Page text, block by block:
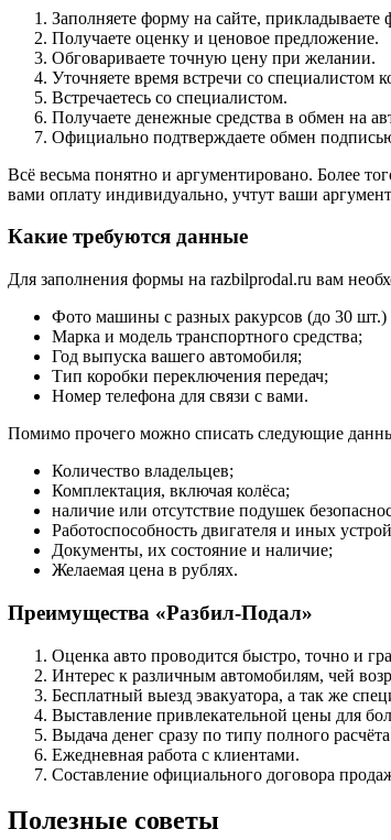
Заполняете форму на сайте, прикладываете
Получаете оценку и ценовое предложение.
Обговариваете точную цену при желании.
Уточняете время встречи со специалистом
Встречаетесь со специалистом.
Получаете денежные средства в обмен на
Официально подтверждаете обмен
Всё весьма понятно и аргументировано. Более
вами оплату индивидуально, учтут ваши
Какие требуются данные
Для заполнения формы на razbilprodal.ru вам
Фото машины с разных ракурсов (до 30 шт.)
Марка и модель транспортного средства;
Год выпуска вашего автомобиля;
Тип коробки переключения передач;
Номер телефона для связи с вами.
Помимо прочего можно списать следующие
Количество владельцев;
Комплектация, включая колёса;
наличие или отсутствие подушек
Работоспособность двигателя и иных
Документы, их состояние и наличие;
Желаемая цена в рублях.
Преимущества «Разбил-Подал»
Оценка авто проводится быстро, точно и
Интерес к различным автомобилям, чей
Бесплатный выезд эвакуатора, а так же
Выставление привлекательной цены для
Выдача денег сразу по типу полного
Ежедневная работа с клиентами.
Составление официального договора
Полезные советы